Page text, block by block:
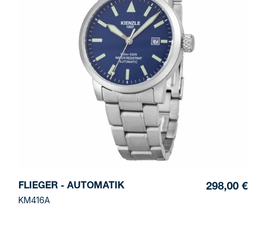
FLIEGER - AUTOMATIK
KM416A
298,00 €